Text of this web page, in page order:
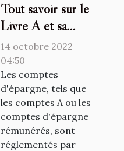
Tout savoir sur le
Livre A et sa
revalorisation
14 octobre 2022
04:50
Les comptes
d'épargne, tels que
les comptes A ou les
comptes d'épargne
rémunérés, sont
réglementés par